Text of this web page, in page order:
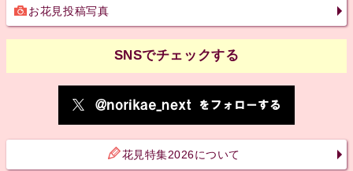
お花見投稿写真
SNSでチェックする
花見特集2026について